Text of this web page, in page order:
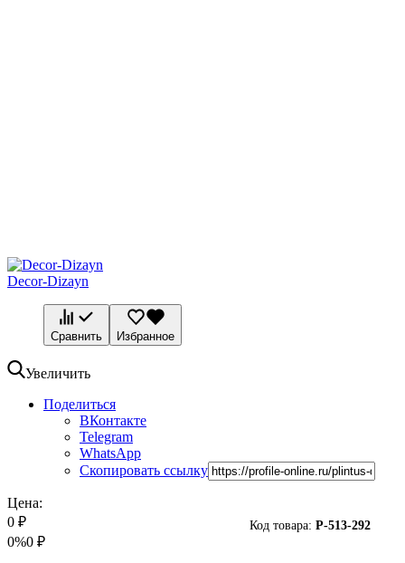
Decor-Dizayn
Сравнить Избранное
Увеличить
Поделиться
ВКонтакте
Telegram
WhatsApp
Скопировать ссылку
Код товара: P-513-292
Цена:
0 ₽
0%0 ₽